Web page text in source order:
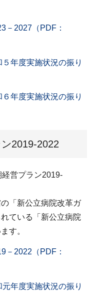
－2027（PDF：
年度実施状況の振り
年度実施状況の振り
2019-2022
営プラン2019-
「新公立病院改革ガ
ている「新公立病院
す。
－2022（PDF：
年度実施状況の振り